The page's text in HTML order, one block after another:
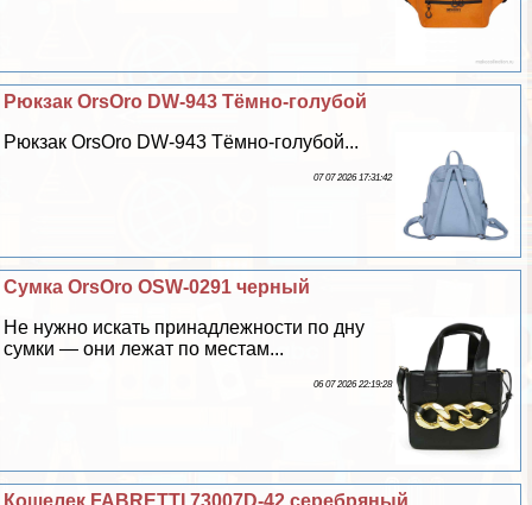
Рюкзак OrsOro DW-943 Тёмно-гoлyбой
Рюкзак OrsOro DW-943 Тёмно-гoлyбой...
07 07 2026 17:31:42
Сумка OrsOro OSW-0291 черный
Не нужно искать принадлежности по дну
сумки — они лежат по местам...
06 07 2026 22:19:28